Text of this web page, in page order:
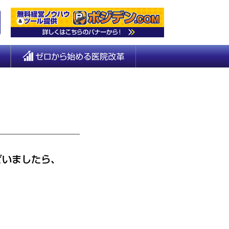
ましたら、